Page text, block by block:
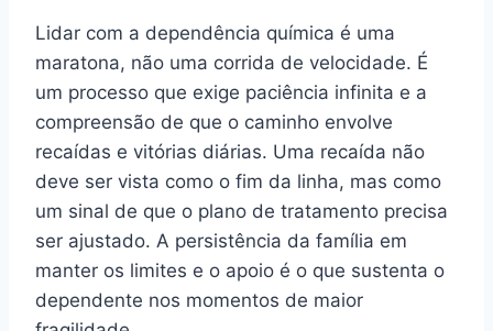
Lidar com a dependência química é uma
maratona, não uma corrida de velocidade. É
um processo que exige paciência infinita e a
compreensão de que o caminho envolve
recaídas e vitórias diárias. Uma recaída não
deve ser vista como o fim da linha, mas como
um sinal de que o plano de tratamento precisa
ser ajustado. A persistência da família em
manter os limites e o apoio é o que sustenta o
dependente nos momentos de maior